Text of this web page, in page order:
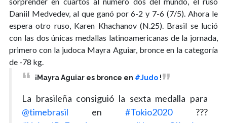
Daniil Medvedev, al que ganó por 6-2 y 7-6 (7/5). Ahora le
espera otro ruso, Karen Khachanov (N.25). Brasil se lució
con las dos únicas medallas latinoamericanas de la jornada,
primero con la judoca Mayra Aguiar, bronce en la categoría
de -78 kg.
¡Mayra Aguiar es bronce en #Judo !
La brasileña consiguió la sexta medalla para
@timebrasil en #Tokio2020???